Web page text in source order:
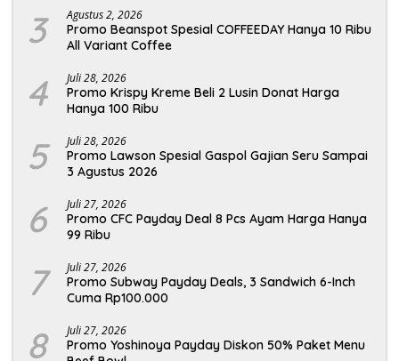
3 Agustus 2, 2026
Promo Beanspot Spesial COFFEEDAY Hanya 10 Ribu
All Variant Coffee
4 Juli 28, 2026
Promo Krispy Kreme Beli 2 Lusin Donat Harga
Hanya 100 Ribu
5 Juli 28, 2026
Promo Lawson Spesial Gaspol Gajian Seru Sampai
3 Agustus 2026
6 Juli 27, 2026
Promo CFC Payday Deal 8 Pcs Ayam Harga Hanya
99 Ribu
7 Juli 27, 2026
Promo Subway Payday Deals, 3 Sandwich 6-Inch
Cuma Rp100.000
8 Juli 27, 2026
Promo Yoshinoya Payday Diskon 50% Paket Menu